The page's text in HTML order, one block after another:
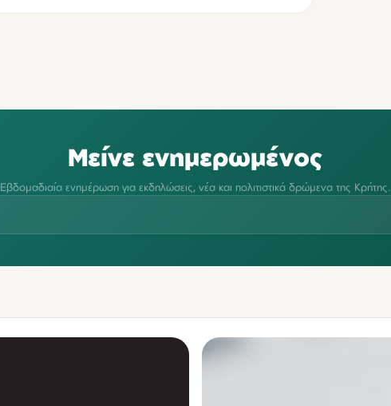
Μείνε ενημερωμένος
Εβδομαδιαία ενημέρωση για εκδηλώσεις, νέα και πολιτιστικά δρώμενα της Κρήτης.